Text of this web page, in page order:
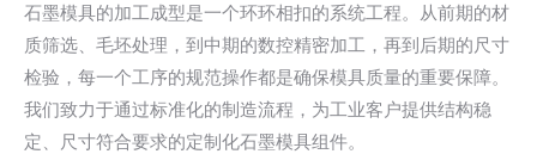
石墨模具的加工成型是一个环环相扣的系统工程。从前期的材
质筛选、毛坯处理，到中期的数控精密加工，再到后期的尺寸
检验，每一个工序的规范操作都是确保模具质量的重要保障。
我们致力于通过标准化的制造流程，为工业客户提供结构稳
定、尺寸符合要求的定制化石墨模具组件。